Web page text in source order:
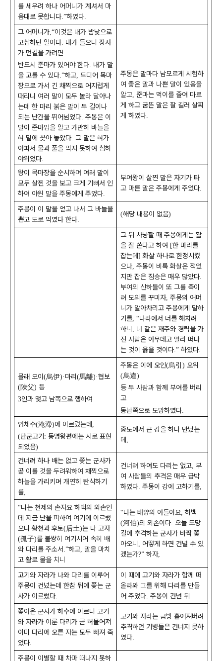
를 세우려 하나 어머니가 계셔서 마
음대로 못합니다.”하였다.
그 어머니가,“이것은 내가 밤낮으로
고심하던 일이다. 내가 들으니 장사
가 먼길을 가려면
반드시 준마가 있어야 한다. 내가 말
을 고를 수 있다.”하고, 드디어 목마
장으로 가서 긴 채찍으로 어지럽게
때리니 여러 말이 모두 놀라 달아나
는데 한 마리 붉은 말이 두 길이나
되는 난간을 뛰어넘었다. 주몽은 이
말이 준마임을 알고 가만히 바늘을
혀 밑에 꽂아 놓았다. 그 말은 혀가
아파서 물과 풀을 먹지 못하여 심히
야위었다.
주몽은 말마다 남모르게 시험하
여 좋은 말과 나쁜 말이 있음을
알고, 준마는 먹이를 줄여 마르
게 하고 굼뜬 말은 잘 길러 살찌
게 하였다.
왕이 목마장을 순시하며 여러 말이
모두 살찐 것을 보고 크게 기뻐서 인
하여 야윈 말을 주몽에게 주었다.
부여왕이 살찐 말은 자기가 타
고 마른 말은 주몽에게 주었다.
주몽이 이 말을 얻고 나서 그 바늘을
뽑고 도로 먹였다 한다.
(해당 내용이 없음)
그 뒤 사냥할 때 주몽에게는 활
을 잘 쏜다고 하여 [한 마리를
잡는데]화살 하나로 한정시켰
으나, 주몽이 비록 화살은 적었
지만 잡은 짐승은 매우 많았다.
부여의 신하들이 또 그를 죽이
려 모의를 꾸미자, 주몽의 어머
니가 알아차리고 주몽에게 말하
기를, “나라에서 너를 해치려
하니
너 같은 재주와 경략을 가
진 사람은 아무데고 멀리 떠나
는 것이 옳을 것이다.”하였다.
몰래 오이(烏伊)· 마리(馬離)·협보
(陜父) 등
3인과 맺고 남쪽으로 행하여
주몽은 이에 오인(烏引 ) 오위
(烏違)
등 두 사람과 함께 부여를 버리
고
동남쪽으로 도망하였다.
엄체수(淹滯)에 이르렀는데
(단군고기 : 동명왕편에는 시로 표현
되었음)
중도에서 큰 강을 하나 만났는
데
건너려 하나 배는 없고 쫓는 군사가
곧 이를 것을 두려워하여 채찍으로
하늘을 가리키며 개연히 탄식하기
를,
건너려 하여도 다리는 없고, 부
여 사람들의 추격은 매우 급박
하였다. 주몽이 강에 고하기를,
“나는 천제의 손자요 하백의 외손인
데 지금 난을 피하여 여기에 이르렀
으니 황천과 후토(后土)는 나 고자
(孤子)를 불쌍히 여기시어 속히 배
와 다리를 주소서 .”하고, 말을 마치
고 활로 물을 치니
“나는 태양의 아들이요,하백
(河伯)의 외손이다. 오늘 도망
길에 추격하는 군사가 바짝 쫓
아오니
어떻게 하면 건널 수 있
겠는가?”하자,
고기와 자라가 나와 다리를 이루어
주몽이 건넜는데 한참 뒤에 쫓는 군
사가 이르렀다.
이 때에 고기와 자라가 함께 떠
올라와 그를 위해 다리를 만들
어 주었다. 주몽이 건넌 뒤
쫓아온 군사가 하수에 이르니 고기
와 자라가 이룬 다리가 곧 허물어져
이미 다리에 오른 자는 모두 빠져 죽
었다.
고기와 자라는 금방 흩어져버려
추격하던 기병들은 건너지 못하
였다.
주몽이 이별할 때 차마 떠나지 못하